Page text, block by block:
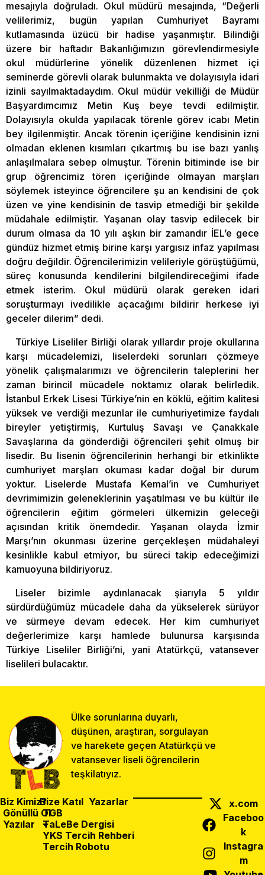
mesajıyla doğruladı. Okul müdürü mesajında, “Değerli
velilerimiz, bugün yapılan Cumhuriyet Bayramı
kutlamasında üzücü bir hadise yaşanmıştır. Bilindiği
üzere bir haftadır Bakanlığımızın görevlendirmesiyle
okul müdürlerine yönelik düzenlenen hizmet içi
seminerde görevli olarak bulunmakta ve dolayısıyla idari
izinli sayılmaktadaydım. Okul müdür vekilliği de Müdür
Başyardımcımız Metin Kuş beye tevdi edilmiştir.
Dolayısıyla okulda yapılacak törenle görev icabı Metin
bey ilgilenmiştir. Ancak törenin içeriğine kendisinin izni
olmadan eklenen kısımları çıkartmış bu ise bazı yanlış
anlaşılmalara sebep olmuştur. Törenin bitiminde ise bir
grup öğrencimiz tören içeriğinde olmayan marşları
söylemek isteyince öğrencilere şu an kendisini de çok
üzen ve yine kendisinin de tasvip etmediği bir şekilde
müdahale edilmiştir. Yaşanan olay tasvip edilecek bir
durum olmasa da 10 yılı aşkın bir zamandır İEL’e gece
gündüz hizmet etmiş birine karşı yargısız infaz yapılması
doğru değildir. Öğrencilerimizin velileriyle görüştüğümü,
süreç konusunda kendilerini bilgilendireceğimi ifade
etmek isterim. Okul müdürü olarak gereken idari
soruşturmayı ivedilikle açacağımı bildirir herkese iyi
geceler dilerim” dedi.
Türkiye Liseliler Birliği olarak yıllardır proje okullarına
karşı mücadelemizi, liselerdeki sorunları çözmeye
yönelik çalışmalarımızı ve öğrencilerin taleplerini her
zaman birincil mücadele noktamız olarak belirledik.
İstanbul Erkek Lisesi Türkiye’nin en köklü, eğitim kalitesi
yüksek ve verdiği mezunlar ile cumhuriyetimize faydalı
bireyler yetiştirmiş, Kurtuluş Savaşı ve Çanakkale
Savaşlarına da gönderdiği öğrencileri şehit olmuş bir
lisedir. Bu lisenin öğrencilerinin herhangi bir etkinlikte
cumhuriyet marşları okuması kadar doğal bir durum
yoktur. Liselerde Mustafa Kemal’in ve Cumhuriyet
devrimimizin geleneklerinin yaşatılması ve bu kültür ile
öğrencilerin eğitim görmeleri ülkemizin geleceği
açısından kritik önemdedir. Yaşanan olayda İzmir
Marşı’nın okunması üzerine gerçekleşen müdahaleyi
kesinlikle kabul etmiyor, bu süreci takip edeceğimizi
kamuoyuna bildiriyoruz.
Liseler bizimle aydınlanacak şiarıyla 5 yıldır
sürdürdüğümüz mücadele daha da yükselerek sürüyor
ve sürmeye devam edecek. Her kim cumhuriyet
değerlerimize karşı hamlede bulunursa karşısında
Türkiye Liseliler Birliği’ni, yani Atatürkçü, vatansever
liselileri bulacaktır.
Ülke sorunlarına duyarlı,
düşünen, araştıran, sorgulayan
ve harekete geçen Atatürkçü ve
vatansever liseli öğrencilerin
teşkilatıyız.
Biz Kimiz?
Gönüllü Ol
Yazılar
Bize Katıl Yazarlar
TGB
TaLeBe Dergisi
YKS Tercih Rehberi
Tercih Robotu
x.com
Faceboo
k
Instagra
m